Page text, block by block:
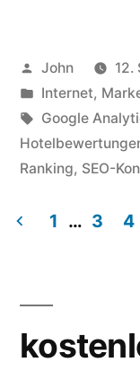
Projekt
zum
Ranken
bringen“
Veröffentlicht
von
John
12.
Veröffentlicht
in
Internet,
Schlagwörter:
Google
Ranking, SEO-
der
Beiträge
1 … 3 4